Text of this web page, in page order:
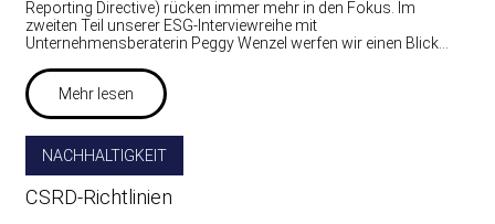
Reporting Directive) rücken immer mehr in den Fokus. Im
zweiten Teil unserer ESG-Interviewreihe mit
Unternehmensberaterin Peggy Wenzel werfen wir einen Blick…
Mehr lesen
NACHHALTIGKEIT
CSRD-Richtlinien